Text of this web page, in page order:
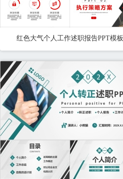
红色大气个人工作述职报告PPT模板